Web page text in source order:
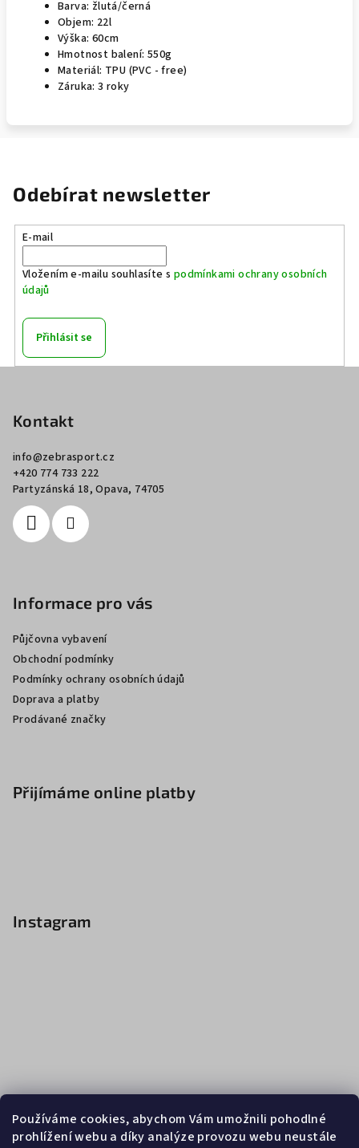
Používáme cookies, abychom Vám umožnili pohodlné
prohlížení webu a díky analýze provozu webu neustále
Barva: žlutá/černá
Objem: 22l
Výška: 60cm
Hmotnost balení: 550g
Materiál: TPU (PVC - free)
Záruka: 3 roky
Odebírat newsletter
E-mail
Vložením e-mailu souhlasíte s podmínkami ochrany osobních
údajů
Přihlásit se
Kontakt
info@zebrasport.cz
+420 774 733 222
Partyzánská 18, Opava, 74705
Informace pro vás
Půjčovna vybavení
Obchodní podmínky
Podmínky ochrany osobních údajů
Doprava a platby
Prodávané značky
Přijímáme online platby
Instagram